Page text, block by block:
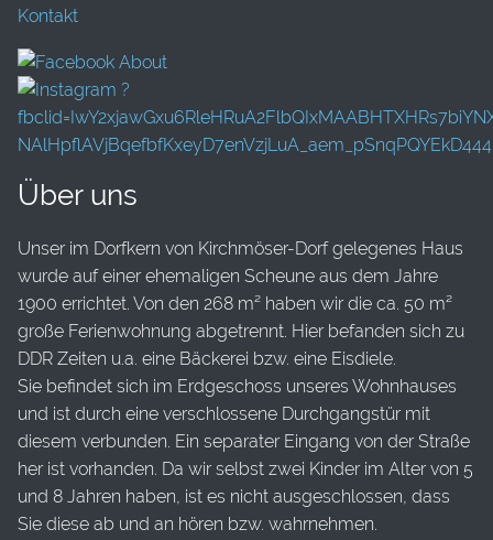
Kontakt
Über uns
Unser im Dorfkern von Kirchmöser-Dorf gelegenes Haus
wurde auf einer ehemaligen Scheune aus dem Jahre
1900 errichtet. Von den 268 m² haben wir die ca. 50 m²
große Ferienwohnung abgetrennt. Hier befanden sich zu
DDR Zeiten u.a. eine Bäckerei bzw. eine Eisdiele.
Sie befindet sich im Erdgeschoss unseres Wohnhauses
und ist durch eine verschlossene Durchgangstür mit
diesem verbunden. Ein separater Eingang von der Straße
her ist vorhanden. Da wir selbst zwei Kinder im Alter von 5
und 8 Jahren haben, ist es nicht ausgeschlossen, dass
Sie diese ab und an hören bzw. wahrnehmen.